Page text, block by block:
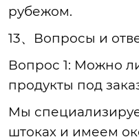
рубежом.
13、Вопросы и
Вопрос 1: Можно
продукты под
Мы
штоках и имеем